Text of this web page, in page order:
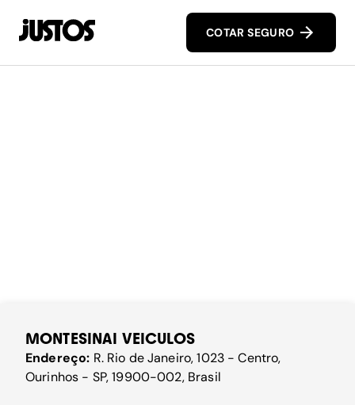
COTAR SEGURO
MONTESINAI VEICULOS
Endereço: R. Rio de Janeiro, 1023 - Centro,
Ourinhos - SP, 19900-002, Brasil